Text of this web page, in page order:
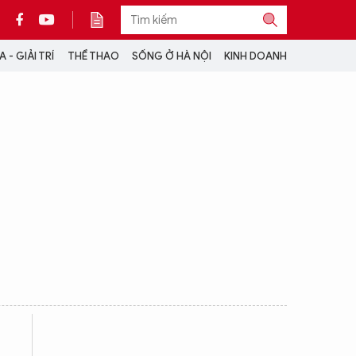
- GIẢI TRÍ THỂ THAO SỐNG Ở HÀ NỘI KINH DOANH